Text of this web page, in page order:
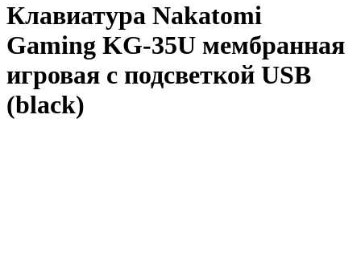
Клавиатура Nakatomi
Gaming KG-35U мембранная
игровая с подсветкой USB
(black)